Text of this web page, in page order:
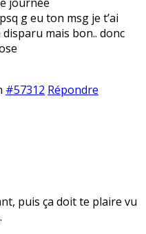
g eu ton msg je t’ai
mais bon.. donc
#57312 Répondre
puis ça doit te plaire vu